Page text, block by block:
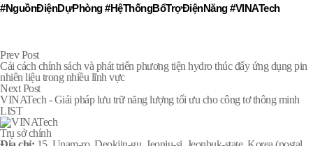
#NguồnĐiệnDựPhòng #HệThốngBổTrợĐiệnNăng #VINATech
Prev Post
Cải cách chính sách và phát triển phương tiện hydro thúc đẩy ứng dụng pin
nhiên liệu trong nhiều lĩnh vực
Next Post
VINATech - Giải pháp lưu trữ năng lượng tối ưu cho công tơ thông minh
LIST
Trụ sở chính